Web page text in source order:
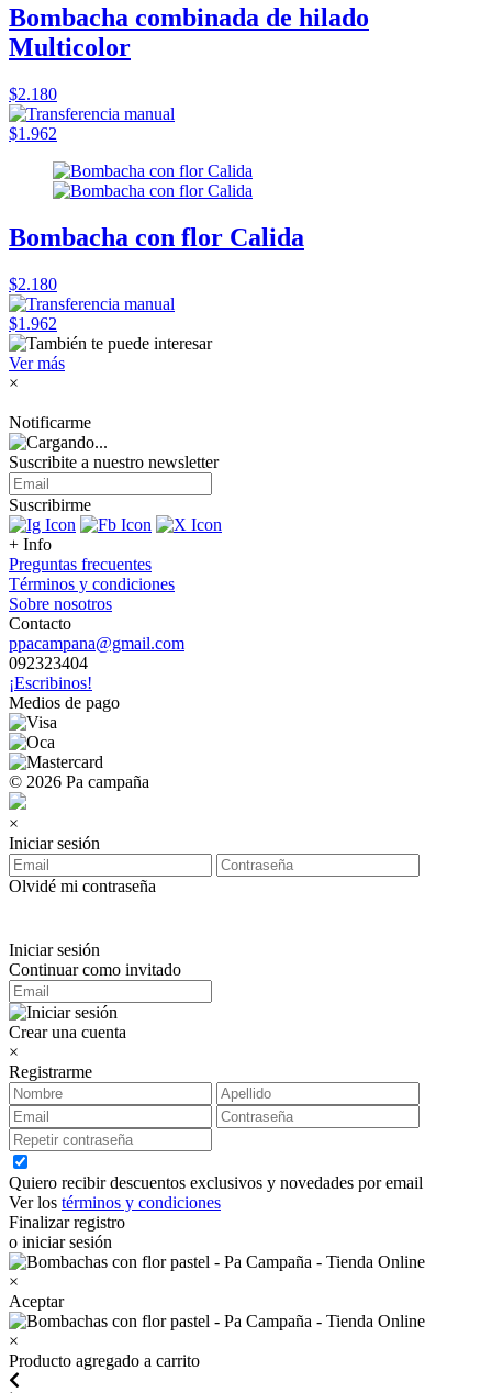
Bombacha combinada de hilado
Multicolor
$2.180
$1.962
Bombacha con flor Calida
$2.180
$1.962
Ver más
×
Notificarme
Suscribite a nuestro newsletter
Suscribirme
+ Info
Preguntas frecuentes
Términos y condiciones
Sobre nosotros
Contacto
ppacampana@gmail.com
092323404
¡Escribinos!
Medios de pago
© 2026 Pa campaña
×
Iniciar sesión
Olvidé mi contraseña
Iniciar sesión
Continuar como invitado
Crear una cuenta
×
Registrarme
Quiero recibir descuentos exclusivos y novedades por email
Ver los términos y condiciones
Finalizar registro
o iniciar sesión
×
Aceptar
×
Producto agregado a carrito